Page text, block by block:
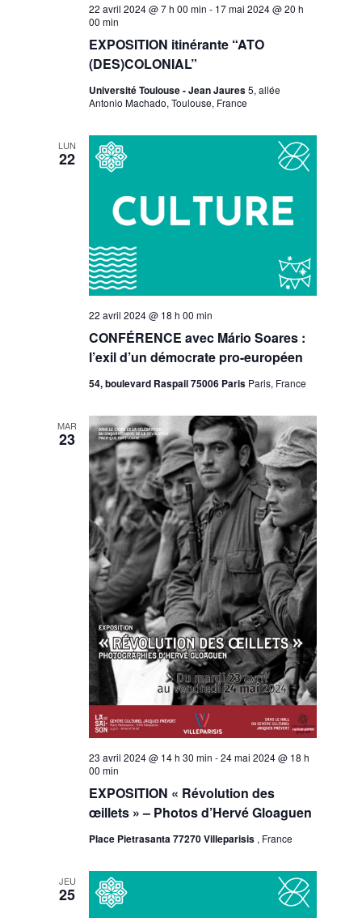
EXPOSITION itinérante “ATO
(DES)COLONIAL”
22 avril 2024 @ 7 h 00 min - 17 mai 2024 @ 20 h
00 min
Université Toulouse - Jean Jaures5, allée
Antonio Machado, Toulouse, France
LUN
22
CONFÉRENCE avec Mário Soares :
l’exil d’un démocrate pro-européen
22 avril 2024 @ 18 h 00 min
54, boulevard Raspail 75006 Paris Paris, France
MAR
23
EXPOSITION « Révolution des
œillets » – Photos d’Hervé Gloaguen
23 avril 2024 @ 14 h 30 min -24 mai 2024 @ 18 h
00 min
Place Pietrasanta 77270 Villeparisis , France
JEU
25